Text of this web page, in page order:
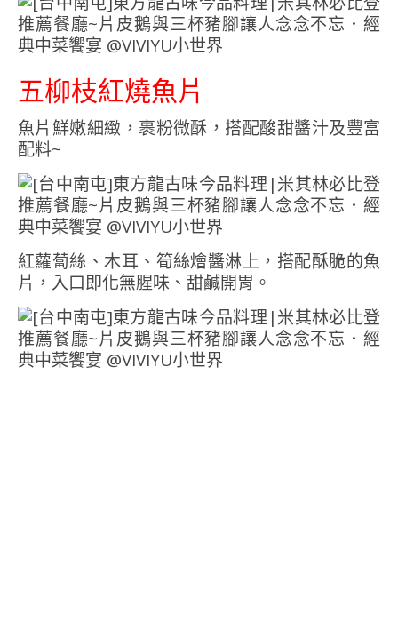
五柳枝紅燒魚片
魚片鮮嫩細緻，裹粉微酥，搭配酸甜醬汁及豐富
配料~
紅蘿蔔絲、木耳、筍絲燴醬淋上，搭配酥脆的魚
片，入口即化無腥味、甜鹹開胃。